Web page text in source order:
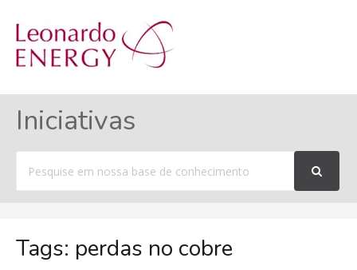
Iniciativas
por
Tags: perdas no cobre